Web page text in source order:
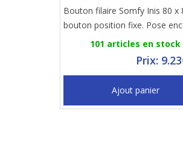
Bouton filaire Somfy Inis 80 x
bouton position fixe. Pose
101 articles en stock
Prix:
Ajout panier